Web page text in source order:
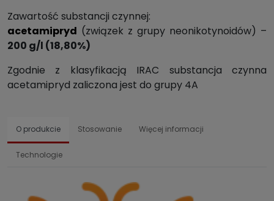
Zawartość substancji czynnej:
acetamipryd (związek z grupy neonikotynoidów) –
200 g/l (18,80%)
Zgodnie z klasyfikacją IRAC substancja czynna
acetamipryd zaliczona jest do grupy 4A
O produkcie Stosowanie Więcej informacji
Technologie